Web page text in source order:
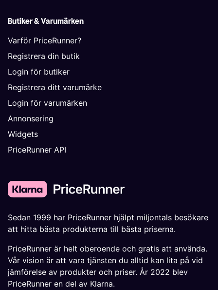
Butiker & Varumärken
Varför PriceRunner?
Registrera din butik
Login för butiker
Registrera ditt varumärke
Login för varumärken
Annonsering
Widgets
PriceRunner API
Sedan 1999 har PriceRunner hjälpt miljontals besökare
att hitta bästa produkterna till bästa priserna.
PriceRunner är helt oberoende och gratis att använda.
Vår vision är att vara tjänsten du alltid kan lita på vid
jämförelse av produkter och priser. År 2022 blev
PriceRunner en del av Klarna.